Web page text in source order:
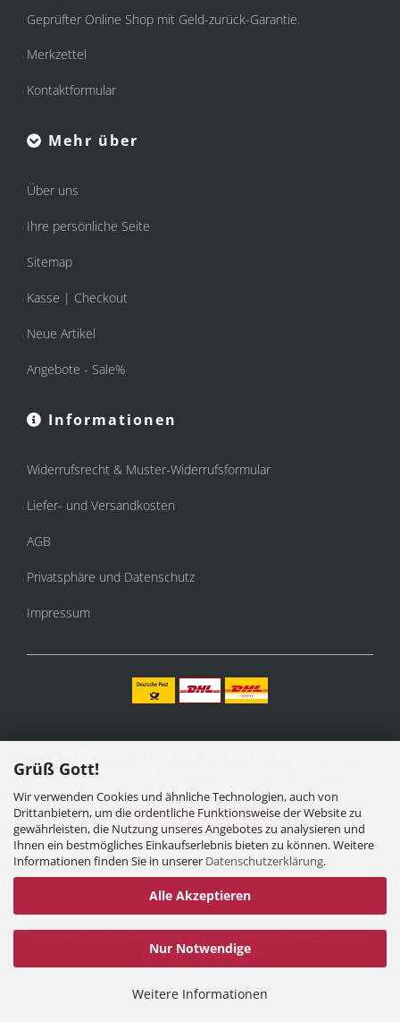
Grüß Gott!
Wir verwenden Cookies und ähnliche Technologien, auch von
Drittanbietern, um die ordentliche Funktionsweise der Website zu
gewährleisten, die Nutzung unseres Angebotes zu analysieren und
Ihnen ein bestmögliches Einkaufserlebnis bieten zu können. Weitere
Informationen finden Sie in unserer Datenschutzerklärung.
Alle Akzeptieren
Nur Notwendige
Weitere Informationen
Geprüfter Online Shop mit Geld-zurück-Garantie.
Merkzettel
Kontaktformular
Mehr über
Über uns
Ihre persönliche Seite
Sitemap
Kasse | Checkout
Neue Artikel
Angebote - Sale%
Informationen
Widerrufsrecht & Muster-Widerrufsformular
Liefer- und Versandkosten
AGB
Privatsphäre und Datenschutz
Impressum
Mehrwertsteuer, zzgl.
gekennzeichnet.
Vertrag widerrufen
Internetshopby Gambio.de © 2025 Gambio ThemesXycons
Cookie Einstellungen